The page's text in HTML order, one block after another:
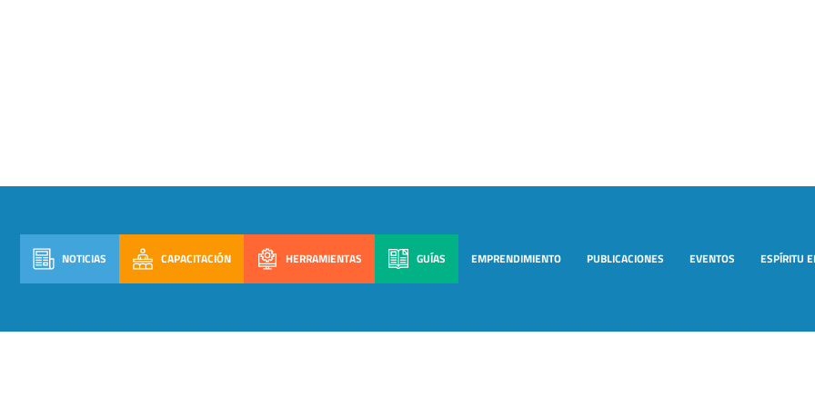
NOTICIAS CAPACITACIÓN HERRAMIENTAS GUÍAS EMPRENDIMIENTO PUBLICACIONES EVENTOS ESPÍRITU